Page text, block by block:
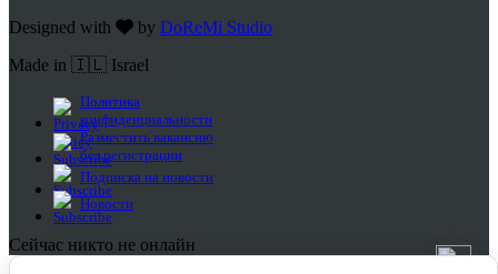
Designed with
by DoReMi Studio
Made in 🇮🇱 Israel
Политика
конфиденциальности
Разместить вакансию
без регистрации
Подписка на новости
Новости
Сейчас никто не онлайн